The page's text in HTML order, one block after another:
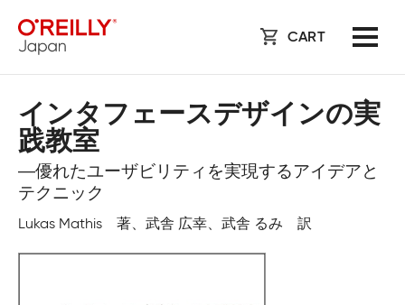
CART
インタフェースデザインの実
践教室
―優れたユーザビリティを実現するアイデアと
テクニック
Lukas Mathis 著、武舎 広幸、武舎 るみ 訳